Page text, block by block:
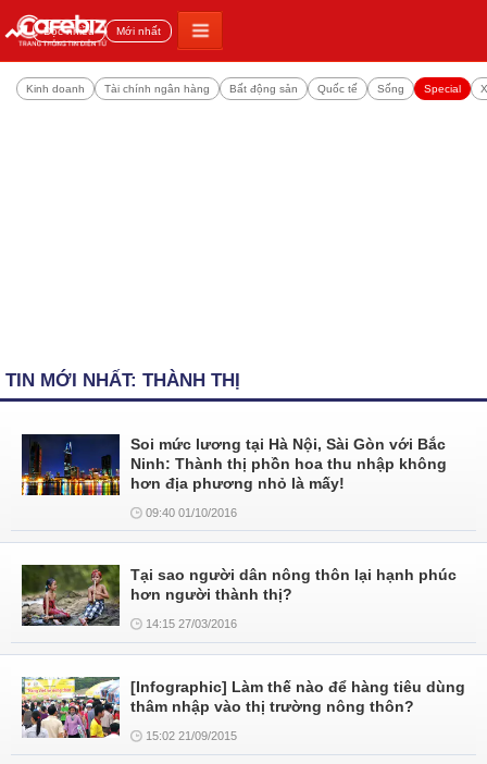
Đọc nhiều Mới nhất
Kinh doanh Tài chính ngân hàng Bất động sản Quốc tế Sống Special
TIN MỚI NHẤT: THÀNH THỊ
Soi mức lương tại Hà Nội, Sài Gòn với Bắc
Ninh: Thành thị phồn hoa thu nhập không
hơn địa phương nhỏ là mấy!
09:40 01/10/2016
Tại sao người dân nông thôn lại hạnh phúc
hơn người thành thị?
14:15 27/03/2016
[Infographic] Làm thế nào để hàng tiêu dùng
thâm nhập vào thị trường nông thôn?
15:02 21/09/2015